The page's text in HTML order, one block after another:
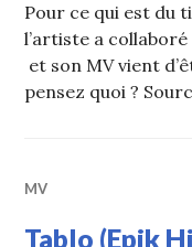
Pour ce qui est du
l’artiste a collaboré
et son MV vient
pensez quoi ?
MV
Tablo (Epik